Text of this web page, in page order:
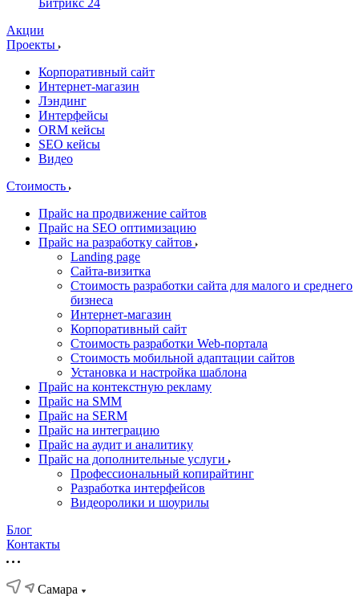
Битрикс 24
Акции
Проекты
Корпоративный сайт
Интернет-магазин
Лэндинг
Интерфейсы
ORM кейсы
SEO кейсы
Видео
Стоимость
Прайс на продвижение сайтов
Прайс на SEO оптимизацию
Прайс на разработку сайтов
Landing page
Cайта-визитка
Стоимость разработки сайта для малого и среднего
бизнеса
Интернет-магазин
Корпоративный сайт
Стоимость разработки Web-портала
Стоимость мобильной адаптации сайтов
Установка и настройка шаблона
Прайс на контекстную рекламу
Прайс на SMM
Прайс на SERM
Прайс на интеграцию
Прайс на аудит и аналитику
Прайс на дополнительные услуги
Профессиональный копирайтинг
Разработка интерфейсов
Видеоролики и шоурилы
Блог
Контакты
Самара